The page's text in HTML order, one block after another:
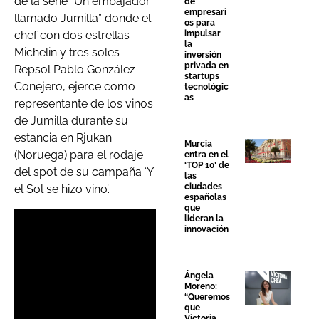
llamado Jumilla” donde el
chef con dos estrellas
Michelin y tres soles
Repsol Pablo González
Conejero, ejerce como
representante de los vinos
de Jumilla durante su
estancia en Rjukan
(Noruega) para el rodaje
del spot de su campaña ‘Y
el Sol se hizo vino’.
empresari
os para
impulsar
la
inversión
privada en
startups
tecnológic
as
Murcia
entra en el
‘TOP 10’ de
las
ciudades
españolas
que
lideran la
innovación
Ángela
Moreno:
“Queremos
que